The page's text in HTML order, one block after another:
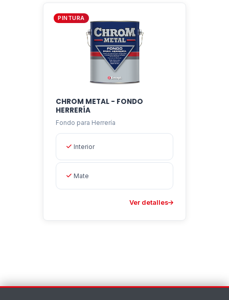
PINTURA
CHROM METAL - FONDO
HERRERÍA
Fondo para Herrería
Interior
Mate
Ver detalles